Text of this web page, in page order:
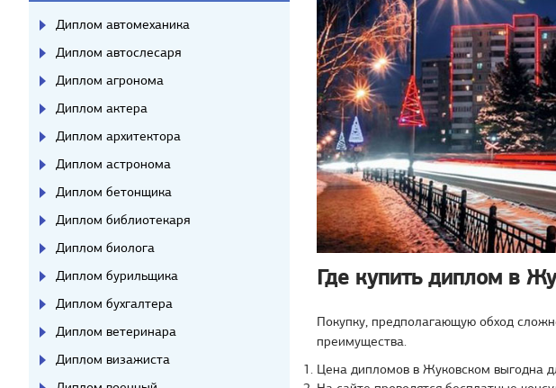
Где купить диплом в
Покупку, предполагающую обход
преимущества.
Цена дипломов в Жуковском выгодна
Диплом автомеханика
Диплом автослесаря
Диплом агронома
Диплом актера
Диплом архитектора
Диплом астронома
Диплом бетонщика
Диплом библиотекаря
Диплом биолога
Диплом бурильщика
Диплом бухгалтера
Диплом ветеринара
Диплом визажиста